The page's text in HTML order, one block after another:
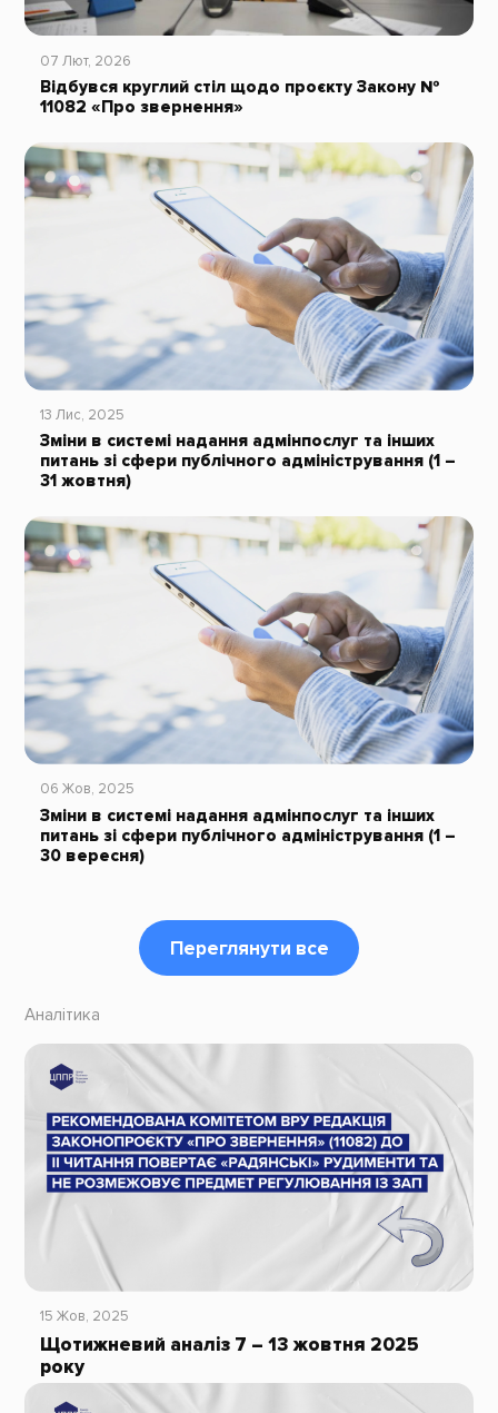
07 Лют, 2026
Відбувся круглий стіл щодо проєкту Закону №
11082 «Про звернення»
13 Лис, 2025
Зміни в системі надання адмінпослуг та інших
питань зі сфери публічного адміністрування (1 –
31 жовтня)
06 Жов, 2025
Зміни в системі надання адмінпослуг та інших
питань зі сфери публічного адміністрування (1 –
30 вересня)
Переглянути все
Аналітика
15 Жов, 2025
Щотижневий аналіз 7 – 13 жовтня 2025
року